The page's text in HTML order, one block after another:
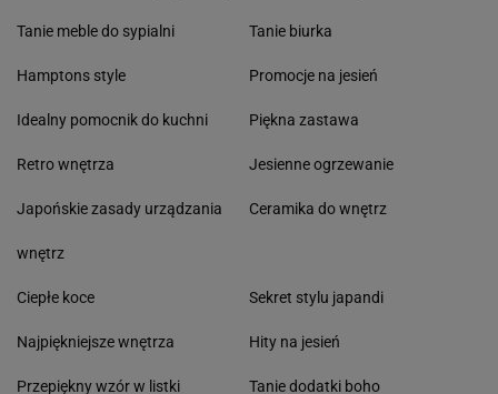
Tanie meble do sypialni
Hamptons style
Idealny pomocnik do kuchni
Retro wnętrza
Japońskie zasady urządzania
wnętrz
Tanie biurka
Promocje na jesień
Piękna zastawa
Jesienne ogrzewanie
Ceramika do wnętrz
Ciepłe koce
Najpiękniejsze wnętrza
Przepiękny wzór w listki
Sekret stylu japandi
Hity na jesień
Tanie dodatki boho